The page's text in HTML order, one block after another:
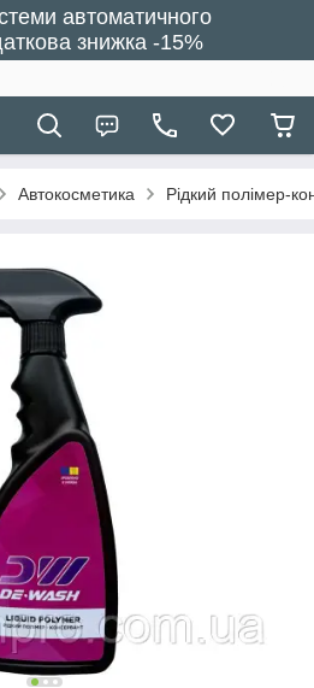
автоматичного
знижка -15%
Автокосметика Рідкий полімер-